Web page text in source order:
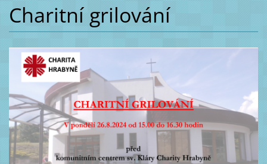
Charitní grilování